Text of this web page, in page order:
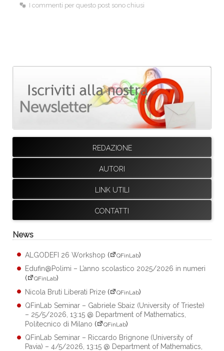
I commenti per questo post sono chiusi
REDAZIONE
AUTORI
LINK UTILI
CONTATTI
News
ALGODEFI 26 Workshop ( QFinLab)
Edufin@Polimi – L’anno scolastico 2025/2026 in numeri
(
QFinLab)
Nicola Bruti Liberati Prize ( QFinLab)
QFinLab Seminar – Gabriele Sbaiz (University of Trieste)
– 25/5/2026, 13:15 @ Department of Mathematics,
Politecnico di Milano ( QFinLab)
QFinLab Seminar – Riccardo Brignone (University of
Pavia) – 4/5/2026, 13:15 @ Department of Mathematics,